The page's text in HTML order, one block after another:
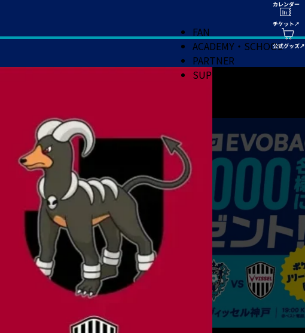
FAN
ACADEMY・SCHOOL
PARTNER
SUPPORT